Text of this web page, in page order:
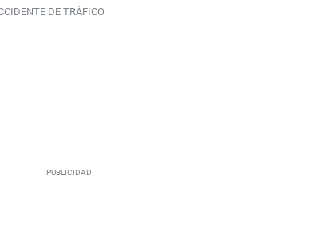
DE TRÁFICO